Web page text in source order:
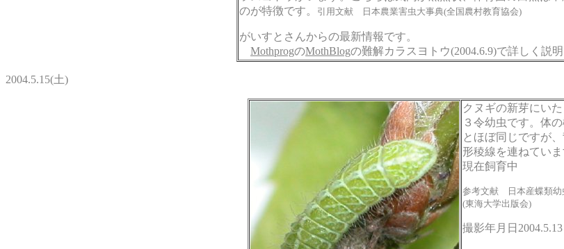
のが特徴です。
引用文献 日本農業害虫大事典(全国農村教育協会)
がいすとさんからの最新情報です。
MothprogのMothBlogの難解カラスヨトウ(2004.6.9)で詳しく説
2004.5.15(土)
クヌギの新芽にい
３令幼虫です。体
とほぼ同じですが
形稜線を連ねてい
現在飼育中
参考文献 日本産蝶類幼
(東海大学出版会)
撮影年月日2004.5.13